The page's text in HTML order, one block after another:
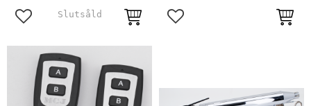
Lägg till i favoriter Lägg till i favoriter